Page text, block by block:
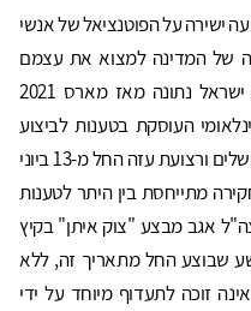
על הפוטנציאל של אנשי
של המדינה למצוא את עצמם
כפופים להליכים פליליים בינלאומיים. ישראל נתונה מאז מארס 2021
העוסקת בטענות לביצוע
פשעים בשטחי יהודה ושומרון, מזרח ירושלים ורצועת עזה החל מ-13 ביוני
מתייחסת בין היתר לטענות
אגב מבצע "צוק איתן" בקיץ
פשע שבוצע החל מתאריך זה, ללא
זוכה לתעדוף מיוחד על ידי